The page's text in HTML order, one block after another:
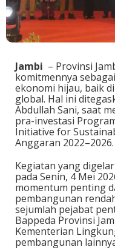
Jambi – Provinsi
komitmennya
ekonomi hijau, baik
global. Hal ini
Abdullah Sani, saat
pra-investasi
Initiative for
Anggaran 2022–2026.
Kegiatan yang
pada Senin, 4 Mei
momentum penting
pembangunan
sejumlah pejabat
Bappeda Provinsi
Kementerian
pembangunan